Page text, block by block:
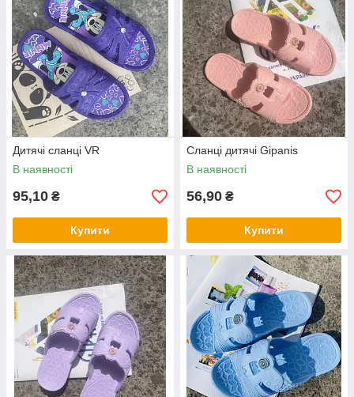
Дитячі сланці VR
В наявності
95,10 ₴
Купити
Cланці дитячі Gipanis
В наявності
56,90 ₴
Купити